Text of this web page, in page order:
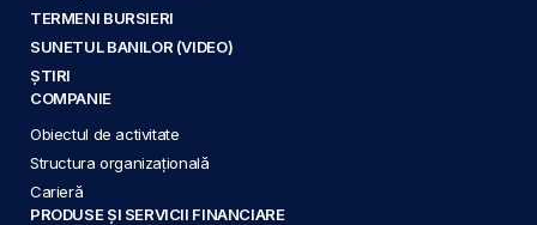
TERMENI BURSIERI
SUNETUL BANILOR (VIDEO)
ȘTIRI
COMPANIE
Obiectul de activitate
Structura organizațională
Carieră
PRODUSE ȘI SERVICII FINANCIARE